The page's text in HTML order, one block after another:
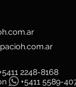
2248-8168
+5411 5589-